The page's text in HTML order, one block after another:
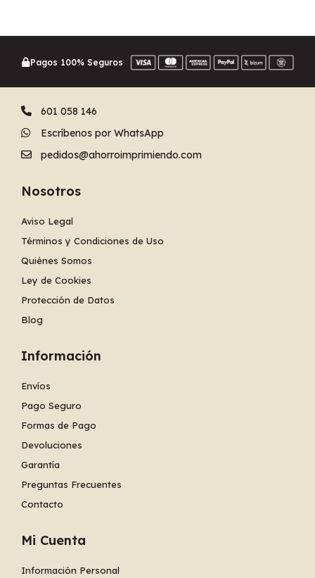
Pagos 100% Seguros
601 058 146
Escríbenos por WhatsApp
pedidos@ahorroimprimiendo.com
Nosotros
Aviso Legal
Términos y Condiciones de Uso
Quiénes Somos
Ley de Cookies
Protección de Datos
Blog
Información
Envíos
Pago Seguro
Formas de Pago
Devoluciones
Garantía
Preguntas Frecuentes
Contacto
Mi Cuenta
Información Personal